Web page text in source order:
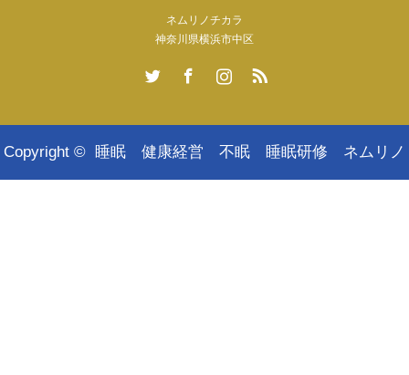
ネムリノチカラ
神奈川県横浜市中区
InstagramRSS
Copyright © 睡眠 健康経営 不眠 睡眠研修 ネムリノ